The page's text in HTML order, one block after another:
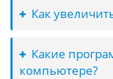
Как
Какие
компьютере?